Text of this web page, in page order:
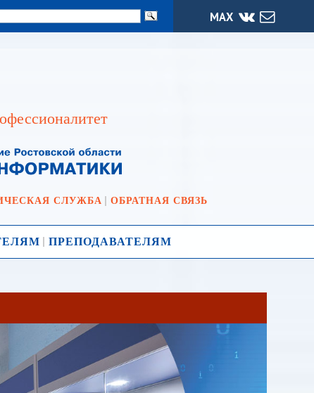
МАХ
СЛУЖБА ОБРАТНАЯ СВЯЗЬ
ПРЕПОДАВАТЕЛЯМ